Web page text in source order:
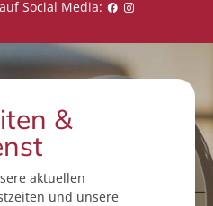
Social Media:
&
aktuellen
und unsere